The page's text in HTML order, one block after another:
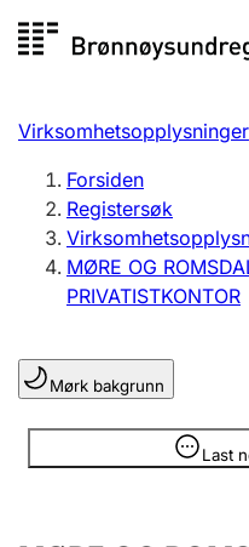
Registersøk
Aksjeselskap
Enkeltpersonforetak
Registrere, endre,
Lag og forening
Registrere, endre, slette
Virksomhetsopplysninger
Forsiden
Registersøk
MØRE OG
PRIVATISTKONTOR
Mørk bakgrunn
Last
Opplysninger er skjult